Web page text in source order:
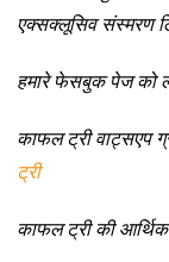
एक्सक्लूसिव संस्मरण
हमारे फेसबुक पेज को
काफल ट्री वाट्सएप
ट्री
काफल ट्री की